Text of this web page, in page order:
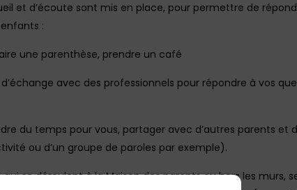
et d’écoute sont mis en place, pour permettre de
:
une parenthèse, prendre un café
avec des professionnels pour répondre à vos
du temps pour vous, partager avec d’autres parents et
ou d’un groupe de paroles par exemple).
se déroulent à la Maison des parents ou hors les murs,